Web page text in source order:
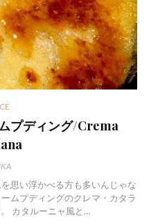
プディング/Crema
思い浮かべる方も多いんじゃな
ムプディングのクレマ・カタラ
カタルーニャ風と…